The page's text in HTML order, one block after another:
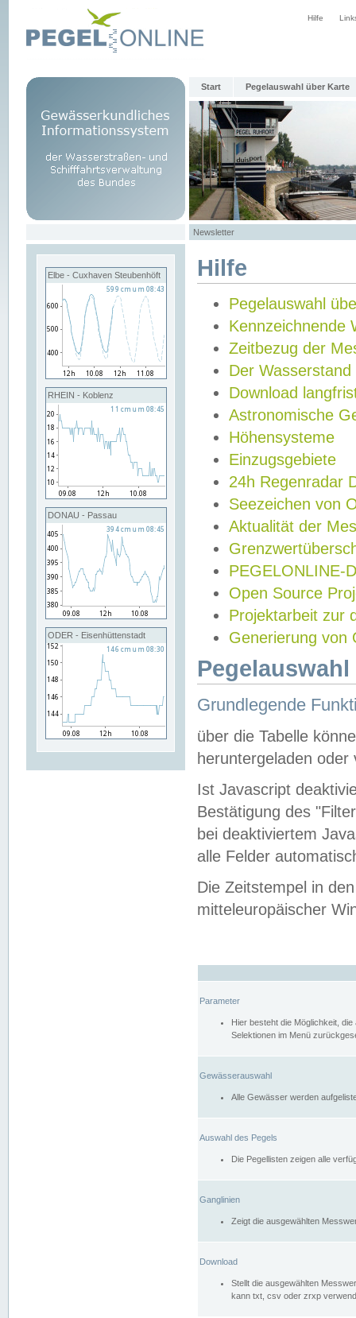
Hilfe
Start Pegelauswahl über Karte
Newsletter
Elbe - Cuxhaven Steubenhöft
RHEIN - Koblenz
DONAU - Passau
ODER - Eisenhüttenstadt
Hilfe
Pegelauswahl
Kennzeichnende
Zeitbezug der
Der Wasserstand
Download
Astronomische
Höhensysteme
Einzugsgebiete
24h Regenradar
Seezeichen von
Aktualität der
PEGELONLINE-
Open Source
Projektarbeit zur
Generierung von
Grundlegende
über die Tabelle
heruntergeladen oder
Ist Javascript
Bestätigung des
bei deaktiviertem
alle Felder
Die Zeitstempel in
mitteleuropäischer
Parameter
Hier besteht die Möglichkeit,
Selektionen im Menü
Gewässerauswahl
Alle Gewässer werden
Auswahl des Pegels
Die Pegellisten zeigen alle
Ganglinien
Zeigt die ausgewählten
Download
Stellt die ausgewählten
kann txt, csv oder zrxp